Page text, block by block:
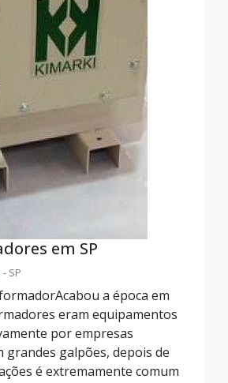
em SP
SP
a época em
eram equipamentos
por empresas
grandes galpões, depois de
é extremamente comum